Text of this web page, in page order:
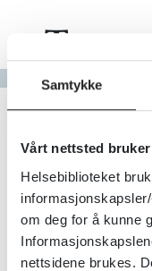
Samtykke
Vårt nettsted
Helsebiblioteket
om deg for å kunne
nettsidene brukes.
Tema
Gå til
Filter
1 Treff